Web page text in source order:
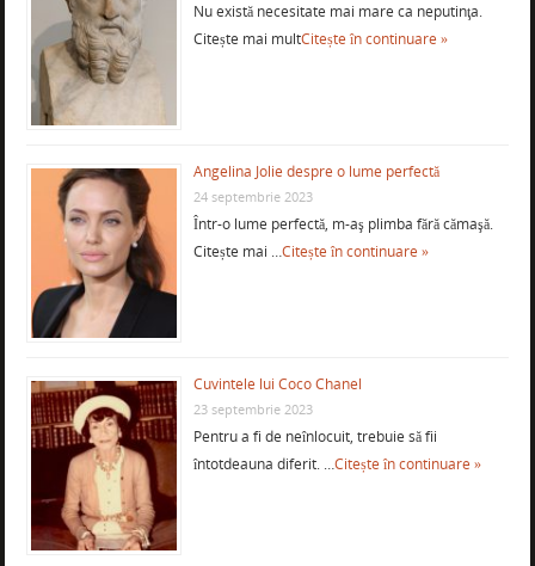
Nu există necesitate mai mare ca neputinţa.
Citește mai multCitește în continuare »
Angelina Jolie despre o lume perfectă
24 septembrie 2023
Într-o lume perfectă, m-aş plimba fără cămaşă.
Citește mai …Citește în continuare »
Cuvintele lui Coco Chanel
23 septembrie 2023
Pentru a fi de neînlocuit, trebuie să fii
întotdeauna diferit. …Citește în continuare »